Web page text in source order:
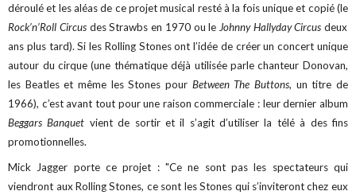
déroulé et les aléas de ce projet musical resté à la fois unique et copié (le
Rock’n’Roll Circusdes Strawbs en 1970 ou le Johnny Hallyday Circusdeux
ans plus tard). Si les Rolling Stones ont l’idée de créer un concert unique
autour du cirque (une thématique déjà utilisée parle chanteur Donovan,
les Beatles et même les Stones pour Between The Buttons, un titre de
1966), c’est avant tout pour une raison commerciale : leur dernier album
Beggars Banquet vient de sortir et il s’agit d’utiliser la télé à des fins
promotionnelles.
Mick Jagger porte ce projet : "Ce ne sont pas les spectateurs qui
viendront aux Rolling Stones, ce sont les Stones qui s’inviteront chez eux